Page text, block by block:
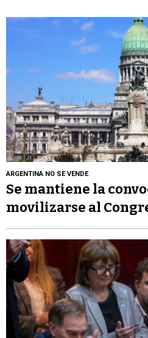
ARGENTINA NO SE VENDE
Se mantiene la
movilizarse al